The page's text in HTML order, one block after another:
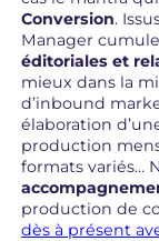
Conversion.
Manager
éditoriales et
mieux dans la
d’inbound
élaboration
production
formats variés…
production de
dès à présent